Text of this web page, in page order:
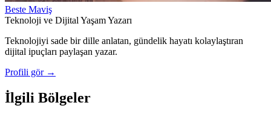
Beste Maviş
Teknoloji ve Dijital Yaşam Yazarı
Teknolojiyi sade bir dille anlatan, gündelik hayatı kolaylaştıran
dijital ipuçları paylaşan yazar.
Profili gör →
İlgili Bölgeler